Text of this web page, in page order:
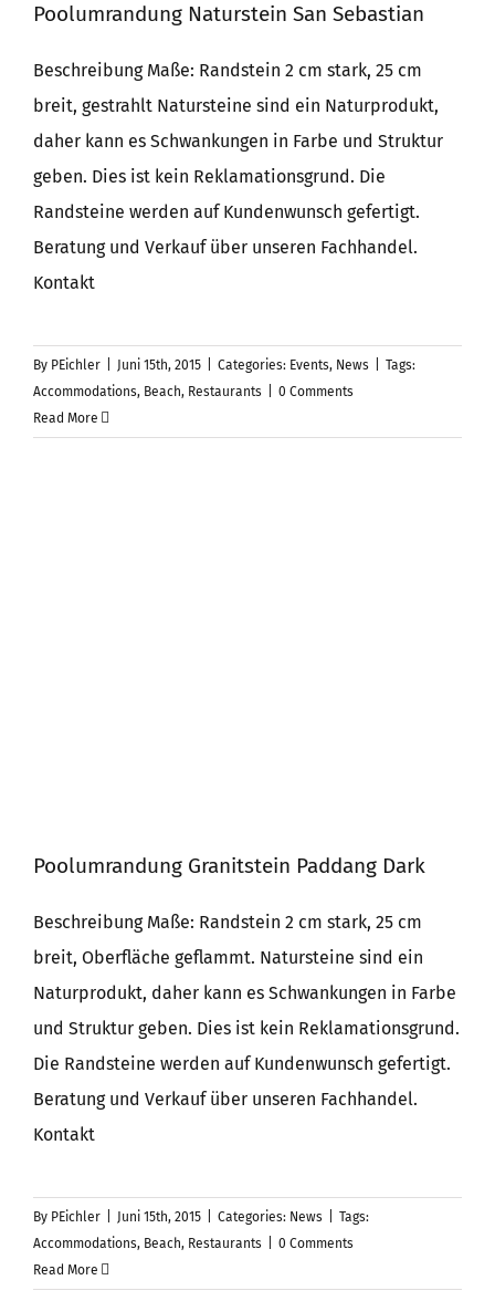
Poolumrandung Naturstein San Sebastian
Beschreibung Maße: Randstein 2 cm stark, 25 cm
breit, gestrahlt Natursteine sind ein Naturprodukt,
daher kann es Schwankungen in Farbe und Struktur
geben. Dies ist kein Reklamationsgrund. Die
Randsteine werden auf Kundenwunsch gefertigt.
Beratung und Verkauf über unseren Fachhandel.
Kontakt
By PEichler Juni 15th, 2015 Categories: Events, News
Tags:
Accommodations, Beach, Restaurants
0 Comments
Read More
Poolumrandung Granitstein Paddang Dark
Beschreibung Maße: Randstein 2 cm stark, 25 cm
breit, Oberfläche geflammt. Natursteine sind ein
Naturprodukt, daher kann es Schwankungen in Farbe
und Struktur geben. Dies ist kein Reklamationsgrund.
Die Randsteine werden auf Kundenwunsch gefertigt.
Beratung und Verkauf über unseren Fachhandel.
Kontakt
By PEichler Juni 15th, 2015 Categories: News
Tags:
Accommodations, Beach, Restaurants
0 Comments
Read More